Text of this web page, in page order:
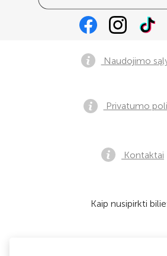
Naudojimo
Privatumo
Kontaktai
Kaip nusipirkti